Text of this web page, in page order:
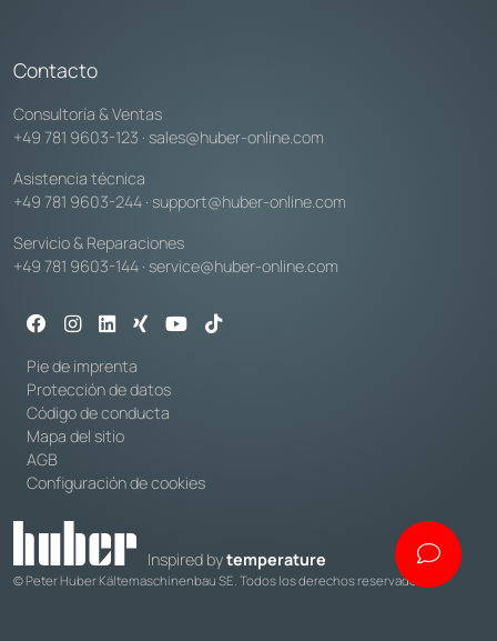
Contacto
Consultoría & Ventas
+49 781 9603-123 · sales@huber-online.com
Asistencia técnica
+49 781 9603-244 · support@huber-online.com
Servicio & Reparaciones
+49 781 9603-144 · service@huber-online.com
Pie de imprenta
Protección de datos
Código de conducta
Mapa del sitio
AGB
Configuración de cookies
Inspired bytemperature
© Peter Huber Kältemaschinenbau SE. Todos los derechos reservados